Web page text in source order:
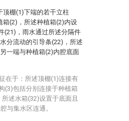
顶棚(1)下端的若干立柱
箱(2)，所述种植箱(2)内设
(21)，雨水通过所述分隔件
分流动的引导条(22)，所述
一端与种植箱(2)内腔底面
在于：所述顶棚(1)连接有
(3)包括分别连接于种植箱
述水箱(32)设置于底面且
与集水区连通。